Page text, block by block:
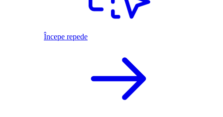
Începe repede